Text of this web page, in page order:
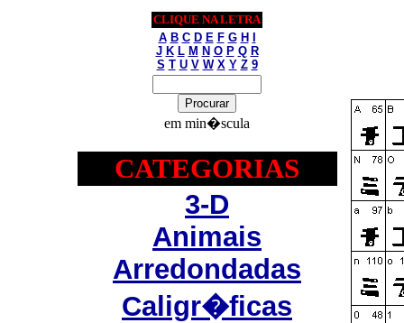
CLIQUE NA LETRA
A B C D E F G H
J K L M N O P Q R
S T U V W X Y Z 9
em min�scula
CATEGORIAS
3-D
Animais
Arredondadas
Caligr�ficas